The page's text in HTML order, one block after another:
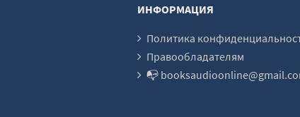
ИНФОРМАЦИЯ
Политика
Правообладателям
📭